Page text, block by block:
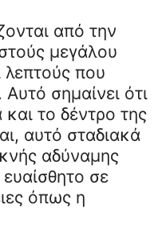
από την
μεγάλου
που
σημαίνει ότι
το δέντρο της
αυτό σταδιακά
αδύναμης
σε
όπως η